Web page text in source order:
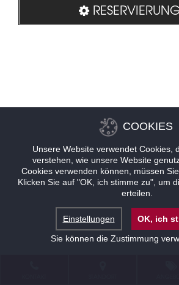
COOKIES
Unsere Website verwendet Cookies,
verstehen, wie unsere Website
Cookies verwenden können, müssen
Klicken Sie auf "OK, ich stimme zu", um
erteilen.
Einstellungen
OK, ich
Sie können die Zustimmung